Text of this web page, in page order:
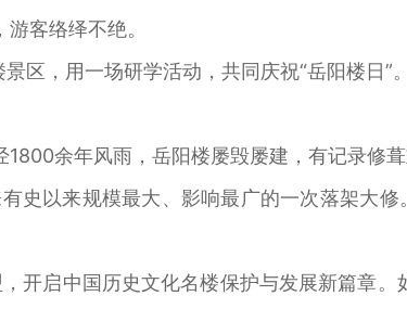
客络绎不绝。
，用一场研学活动，共同庆祝“岳阳楼日”。
余年风雨，岳阳楼屡毁屡建，有记录修葺
以来规模最大、影响最广的一次落架大修
启中国历史文化名楼保护与发展新篇章。